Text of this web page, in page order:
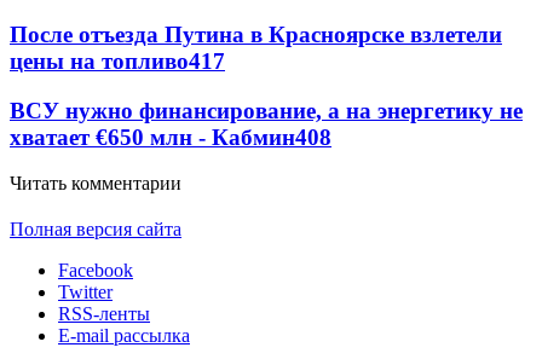
После отъезда Путина в Красноярске взлетели
цены на топливо417
ВСУ нужно финансирование, а на энергетику не
хватает €650 млн - Кабмин408
Читать комментарии
Полная версия сайта
Facebook
Twitter
RSS-ленты
E-mail рассылка